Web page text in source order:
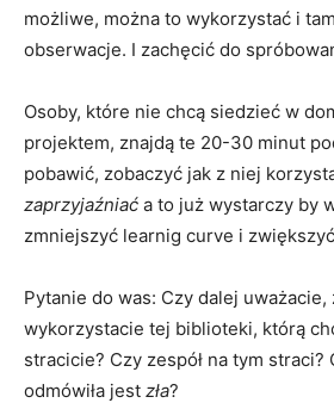
możliwe, można to wykorzystać i
obserwacje. I zachęcić do
Osoby, które nie chcą siedzieć w
projektem, znajdą te 20-30 minut
pobawić, zobaczyć jak z niej
zaprzyjaźniać a to już wystarczy by
zmniejszyć learnig curve i
Pytanie do was: Czy dalej
wykorzystacie tej biblioteki, którą
stracicie? Czy zespół na tym straci?
odmówiła jest zła?